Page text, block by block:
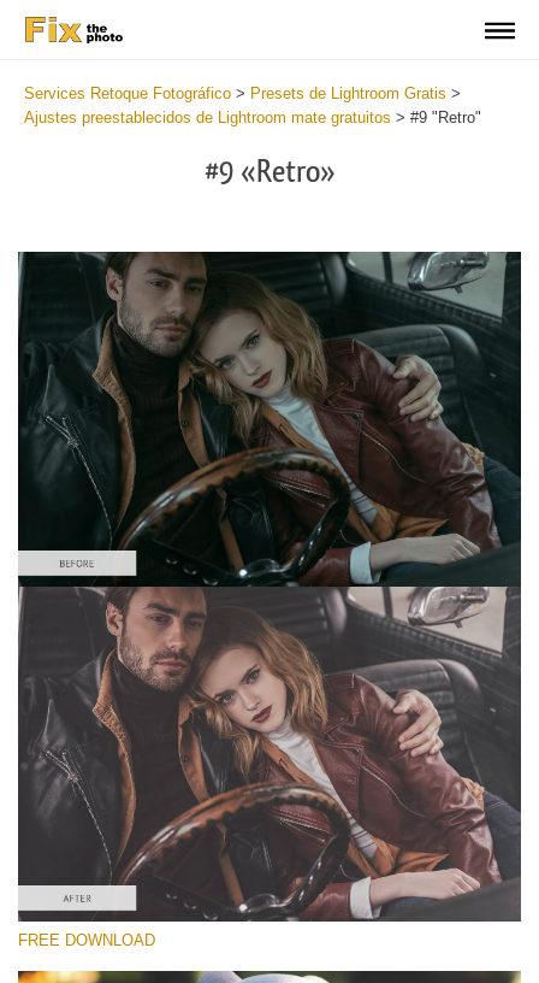
Services Retoque Fotográfico > Presets de Lightroom Gratis >
Ajustes preestablecidos de Lightroom mate gratuitos > #9 "Retro"
#9 «Retro»
Por favor seleccione
Free Matte Preset #9
Matte Effect
(30 Lr Presets)
Wedding Collection
(400 Lr Presets)
Must-Have Collection
(1432 Lr Presets)
FREE DOWNLOAD